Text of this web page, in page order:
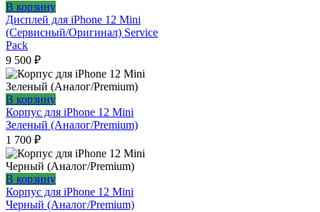
В корзину
Дисплей для iPhone 12 Mini
(Сервисный/Оригинал) Service
Pack
9 500 ₽
В корзину
Корпус для iPhone 12 Mini
Зеленый (Аналог/Premium)
1 700 ₽
В корзину
Корпус для iPhone 12 Mini
Черный (Аналог/Premium)